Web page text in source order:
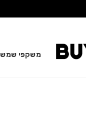
משקפי שמש